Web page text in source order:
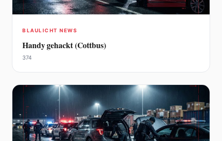
BLAULICHT NEWS
Handy gehackt (Cottbus)
374